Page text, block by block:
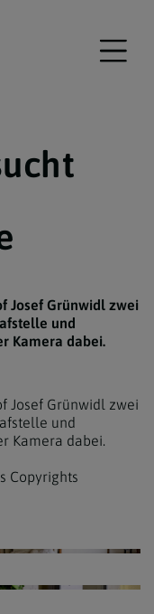
Josef Grünwidl zwei
und
Kamera dabei.
Josef Grünwidl zwei
und
Kamera dabei.
Copyrights